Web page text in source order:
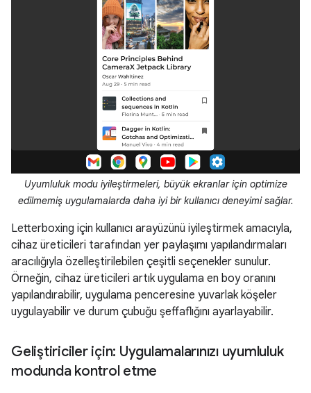
Uyumluluk modu iyileştirmeleri, büyük ekranlar için optimize
edilmemiş uygulamalarda daha iyi bir kullanıcı deneyimi sağlar.
Letterboxing için kullanıcı arayüzünü iyileştirmek amacıyla,
cihaz üreticileri tarafından yer paylaşımı yapılandırmaları
aracılığıyla özelleştirilebilen çeşitli seçenekler sunulur.
Örneğin, cihaz üreticileri artık uygulama en boy oranını
yapılandırabilir, uygulama penceresine yuvarlak köşeler
uygulayabilir ve durum çubuğu şeffaflığını ayarlayabilir.
Geliştiriciler için: Uygulamalarınızı uyumluluk
modunda kontrol etme